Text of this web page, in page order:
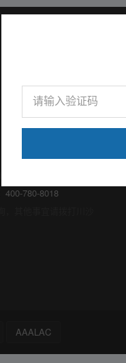
400-780-8018
AAALAC